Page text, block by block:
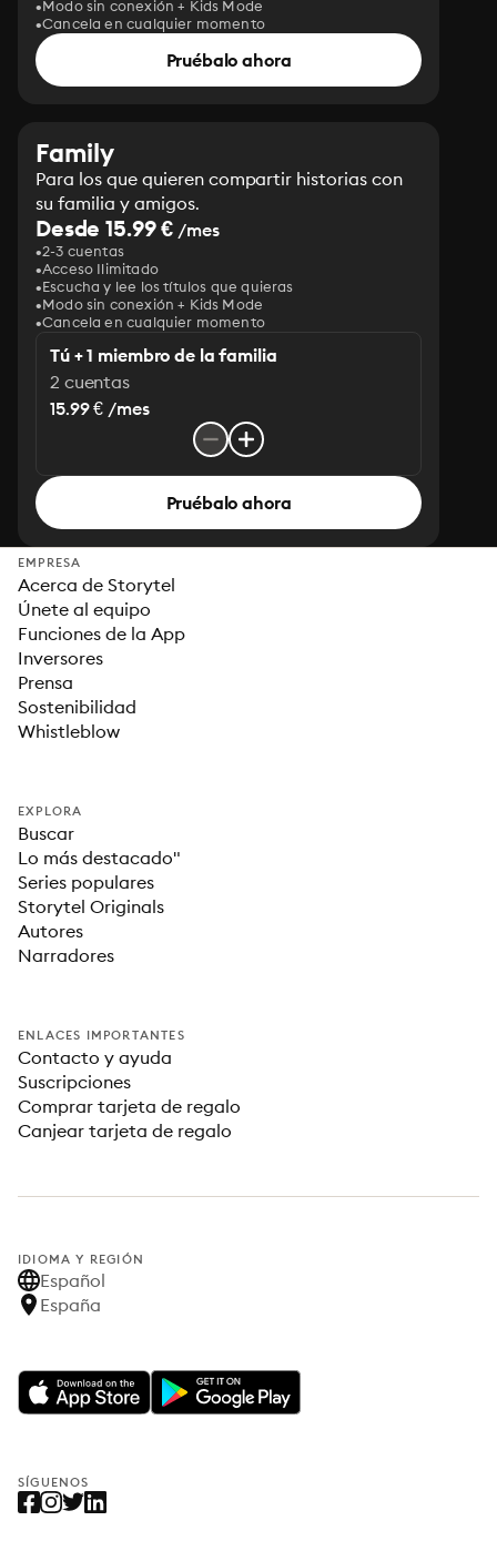
Modo sin conexión + Kids Mode
Cancela en cualquier momento
Pruébalo ahora
Family
Para los que quieren compartir historias con
su familia y amigos.
Desde 15.99 € /mes
2-3 cuentas
Acceso Ilimitado
Escucha y lee los títulos que quieras
Modo sin conexión + Kids Mode
Cancela en cualquier momento
Tú + 1 miembro de la familia
2 cuentas
15.99 € /mes
Pruébalo ahora
EMPRESA
Acerca de Storytel
Únete al equipo
Funciones de la App
Inversores
Prensa
Sostenibilidad
Whistleblow
EXPLORA
Buscar
Lo más destacado"
Series populares
Storytel Originals
Autores
Narradores
ENLACES IMPORTANTES
Contacto y ayuda
Suscripciones
Comprar tarjeta de regalo
Canjear tarjeta de regalo
IDIOMA Y REGIÓN
Español
España
SÍGUENOS